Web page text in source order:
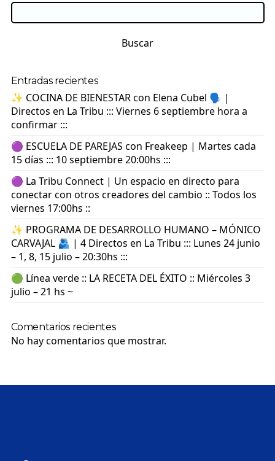
Buscar
Entradas recientes
✨ COCINA DE BIENESTAR con Elena Cubel 🗣️ |
Directos en La Tribu ::: Viernes 6 septiembre hora a
confirmar :::
🟣 ESCUELA DE PAREJAS con Freakeep | Martes cada
15 días ::: 10 septiembre 20:00hs :::
🟣 La Tribu Connect | Un espacio en directo para
conectar con otros creadores del cambio :: Todos los
viernes 17:00hs ::
✨ PROGRAMA DE DESARROLLO HUMANO – MÓNICO
CARVAJAL 🫂 | 4 Directos en La Tribu ::: Lunes 24 junio
– 1, 8, 15 julio – 20:30hs :::
🟢 Línea verde :: LA RECETA DEL ÉXITO :: Miércoles 3
julio – 21 hs ~
Comentarios recientes
No hay comentarios que mostrar.